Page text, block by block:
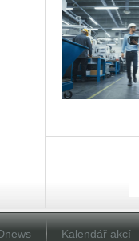
Kalendář akcí